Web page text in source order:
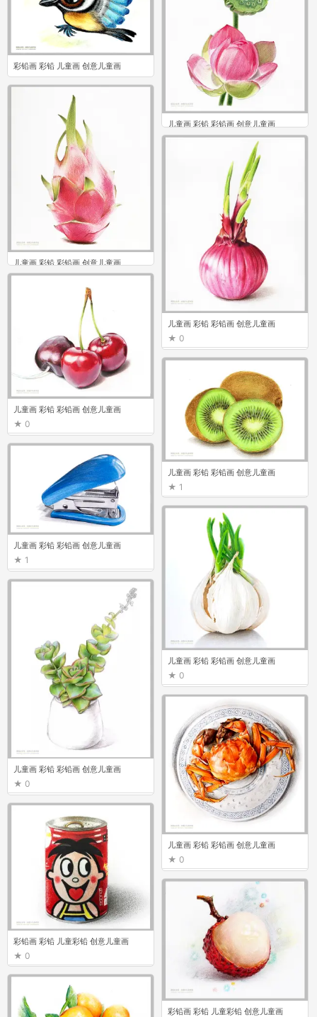
彩铅画 彩铅 儿童画 创意儿童画
0
儿童画 彩铅 彩铅画 创意儿童画
0
儿童画 彩铅 彩铅画 创意儿童画
0
儿童画 彩铅 彩铅画 创意儿童画
1
儿童画 彩铅 彩铅画 创意儿童画
0
儿童画 彩铅 彩铅画 创意儿童画
0
儿童画 彩铅 彩铅画 创意儿童画
1
儿童画 彩铅 彩铅画 创意儿童画
0
彩铅画 彩铅 儿童彩铅 创意儿童画
0
彩铅画 彩铅 儿童彩铅 创意儿童画
儿童画 彩铅 彩铅画 创意儿童画
0
儿童画 彩铅 彩铅画 创意儿童画
1